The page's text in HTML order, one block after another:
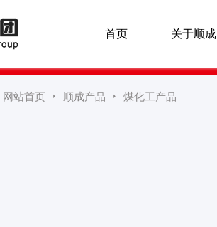
首页 关于顺成
网站首页  顺成产品  煤化工产品